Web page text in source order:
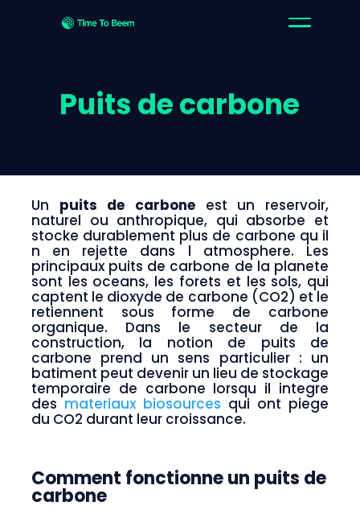
Puits de carbone
Un puits de carbone est un reservoir,
naturel ou anthropique, qui absorbe et
stocke durablement plus de carbone qu il
n en rejette dans l atmosphere. Les
principaux puits de carbone de la planete
sont les oceans, les forets et les sols, qui
captent le dioxyde de carbone (CO2) et le
retiennent sous forme de carbone
organique. Dans le secteur de la
construction, la notion de puits de
carbone prend un sens particulier : un
batiment peut devenir un lieu de stockage
temporaire de carbone lorsqu il integre
desmateriaux biosources qui ont piege
du CO2 durant leur croissance.
Comment fonctionne un puits de
carbone